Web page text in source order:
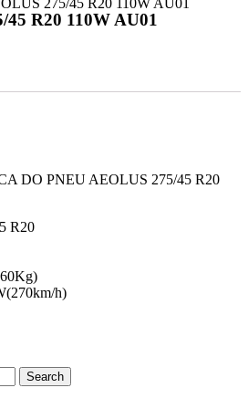
R20 110W AU01
DO PNEU AEOLUS 275/45 R20
R20
h)
Search